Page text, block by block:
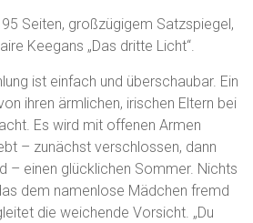
Seiten, großzügigem Satzspiegel,
Keegans „Das dritte Licht“.
ist einfach und überschaubar. Ein
ihren ärmlichen, irischen Eltern bei
Es wird mit offenen Armen
– zunächst verschlossen, dann
– einen glücklichen Sommer. Nichts
dem namenlose Mädchen fremd
die weichende Vorsicht. „Du